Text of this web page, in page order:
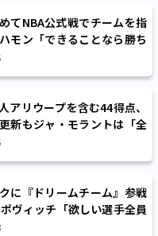
てNBA公式戦でチームを指
モン「できることなら勝ち
アリウープを含む44得点、
新もジャ・モラントは「全
に『ドリームチーム』参戦
ヴィッチ「欲しい選手全員
必要」